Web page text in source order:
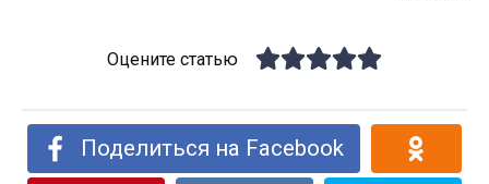
Оцените статью
Поделиться на Facebook